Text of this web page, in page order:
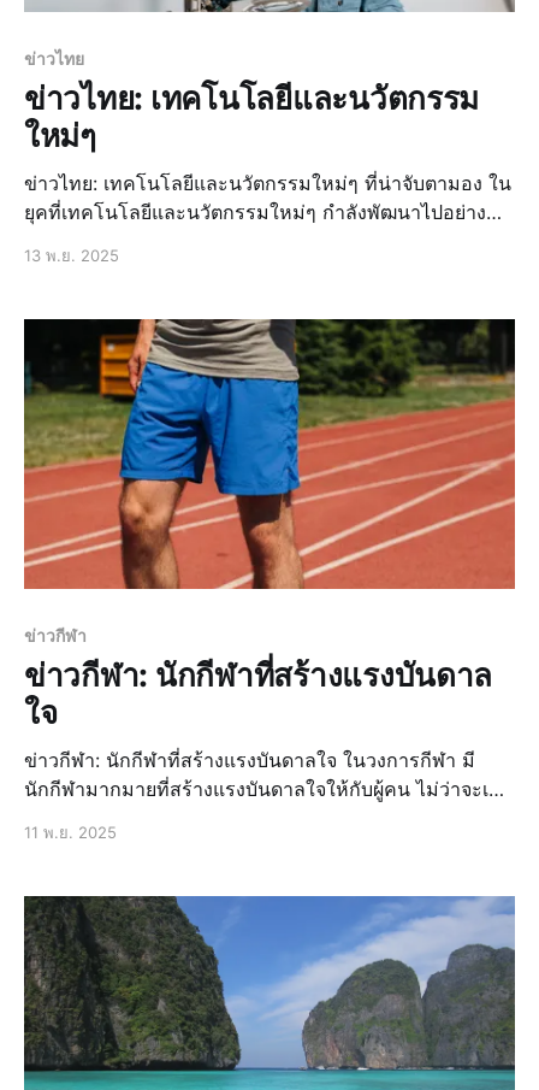
ข่าวไทย
ข่าวไทย: เทคโนโลยีและนวัตกรรม
ใหม่ๆ
ข่าวไทย: เทคโนโลยีและนวัตกรรมใหม่ๆ ที่น่าจับตามอง ใน
ยุคที่เทคโนโลยีและนวัตกรรมใหม่ๆ กำลังพัฒนาไปอย่าง
เกี่ยวกับเทคโนโลยีและนวัตกรรมใหม่ๆ ที่น่าจับตามอง ไม่
ประเทศไทย
13 พ.ย. 2025
ข่าวกีฬา
ข่าวกีฬา: นักกีฬาที่สร้างแรงบันดาล
ใจ
ข่าวกีฬา: นักกีฬาที่สร้างแรงบันดาลใจ ในวงการกีฬา มี
นักกีฬามากมายที่สร้างแรงบันดาลใจให้กับผู้คน ไม่ว่าจะเป็น
นักกีฬาที่สร้างแรงบันดาลใจเหล่านี้มักจะมีเรื่องราวที่น่า
11 พ.ย. 2025